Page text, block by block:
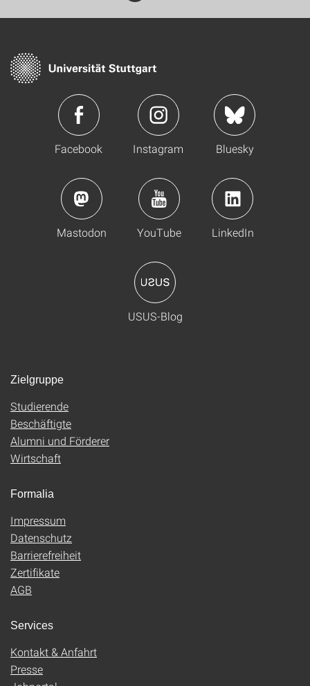
Facebook Instagram Bluesky
Mastodon YouTube LinkedIn
USUS-Blog
Zielgruppe
Studierende
Beschäftigte
Alumni und Förderer
Wirtschaft
Formalia
Impressum
Datenschutz
Barrierefreiheit
Zertifikate
AGB
Services
Kontakt & Anfahrt
Presse